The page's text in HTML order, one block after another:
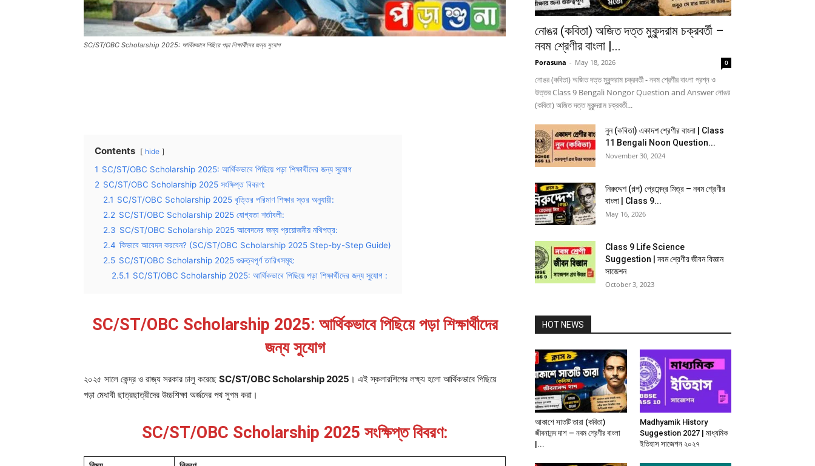
SC/ST/OBC Scholarship 2025: আর্থিকভাবে পিছিয়ে পড়া শিক্ষার্থীদের জন্য সুযোগ
Contents hide
1 SC/ST/OBC Scholarship 2025: আর্থিকভাবে পিছিয়ে পড়া শিক্ষার্থীদের জন্য সুযোগ
2 SC/ST/OBC Scholarship 2025 সংক্ষিপ্ত বিবরণ:
2.1 SC/ST/OBC Scholarship 2025 বৃত্তির পরিমাণ শিক্ষার স্তর অনুযায়ী:
2.2 SC/ST/OBC Scholarship 2025 যোগ্যতা শর্তাবলী:
2.3 SC/ST/OBC Scholarship 2025 আবেদনের জন্য প্রয়োজনীয় নথিপত্র:
2.4 কিভাবে আবেদন করবেন? (SC/ST/OBC Scholarship 2025 Step-by-Step Guide)
2.5 SC/ST/OBC Scholarship 2025 গুরুত্বপূর্ণ তারিখসমূহ:
2.5.1 SC/ST/OBC Scholarship 2025: আর্থিকভাবে পিছিয়ে পড়া শিক্ষার্থীদের জন্য সুযোগ :
SC/ST/OBC Scholarship 2025: আর্থিকভাবে পিছিয়ে পড়া শিক্ষার্থীদের
জন্য সুযোগ
২০২৫ সালে কেন্দ্র ও রাজ্য সরকার চালু করেছে SC/ST/OBC Scholarship 2025 । এই স্কলারশিপের লক্ষ্য হলো আর্থিকভাবে পিছিয়ে
পড়া মেধাবী ছাত্রছাত্রীদের উচ্চশিক্ষা অর্জনের পথ সুগম করা।
SC/ST/OBC Scholarship 2025 সংক্ষিপ্ত বিবরণ:
নোঙর (কবিতা) অজিত দত্ত মুকুন্দরাম চক্রবর্তী –
নবম শ্রেণীর বাংলা |...
Porasuna - May 18, 2026 0
নোঙর (কবিতা) অজিত দত্ত মুকুন্দরাম চক্রবর্তী - নবম শ্রেণীর বাংলা প্রশ্ন ও
উত্তর Class 9 Bengali Nongor Question and Answer নোঙর
(কবিতা) অজিত দত্ত মুকুন্দরাম চক্রবর্তী...
নুন (কবিতা) একাদশ শ্রেণীর বাংলা | Class
11 Bengali Noon Question...
November 30, 2024
নিরুদ্দেশ (গল্প) প্রেমেন্দ্র মিত্র – নবম শ্রেণীর
বাংলা | Class 9...
May 16, 2026
Class 9 Life Science
Suggestion | নবম শ্রেণীর জীবন বিজ্ঞান
সাজেশন
October 3, 2023
HOT NEWS
আকাশে সাতটি তারা (কবিতা)
জীবনানন্দ দাশ – নবম শ্রেণীর বাংলা
|...
Madhyamik History
Suggestion 2027 | মাধ্যমিক
ইতিহাস সাজেশন ২০২৭